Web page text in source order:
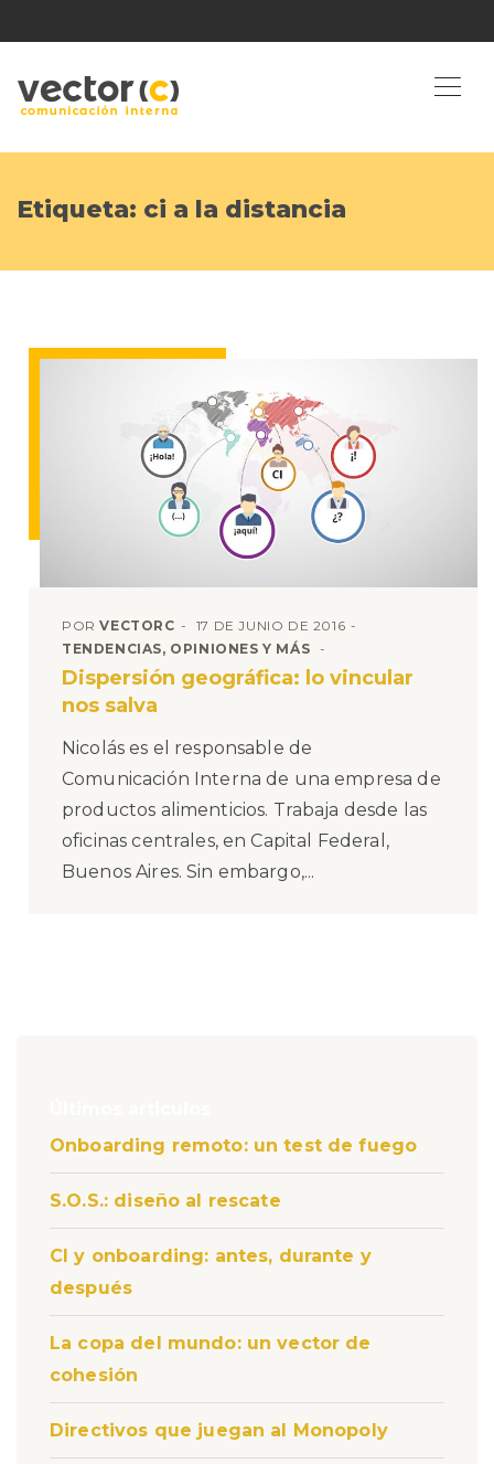
Etiqueta: ci a la distancia
PORVECTORC
17 DE JUNIO DE 2016
TENDENCIAS, OPINIONES Y MÁS
Dispersión geográfica: lo vincular
nos salva
Nicolás es el responsable de
Comunicación Interna de una empresa de
productos alimenticios. Trabaja desde las
oficinas centrales, en Capital Federal,
Buenos Aires. Sin embargo,...
Onboarding remoto: un test de fuego
S.O.S.: diseño al rescate
CI y onboarding: antes, durante y
después
La copa del mundo: un vector de
cohesión
Directivos que juegan al Monopoly